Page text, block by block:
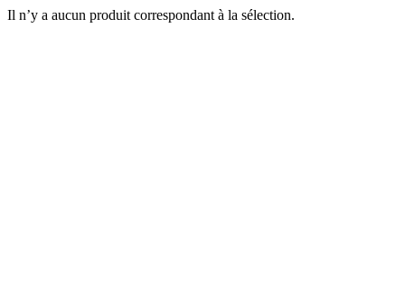
Il n’y a aucun produit correspondant à la sélection.